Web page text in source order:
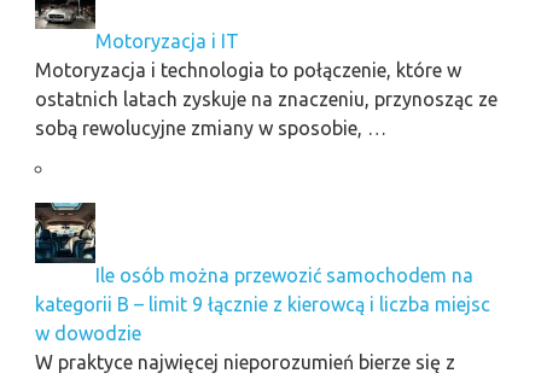
Motoryzacja i IT
Motoryzacja i technologia to połączenie, które w
ostatnich latach zyskuje na znaczeniu, przynosząc ze
sobą rewolucyjne zmiany w sposobie, …
Ile osób można przewozić samochodem na
kategorii B – limit 9 łącznie z kierowcą i liczba miejsc
w dowodzie
W praktyce najwięcej nieporozumień bierze się z